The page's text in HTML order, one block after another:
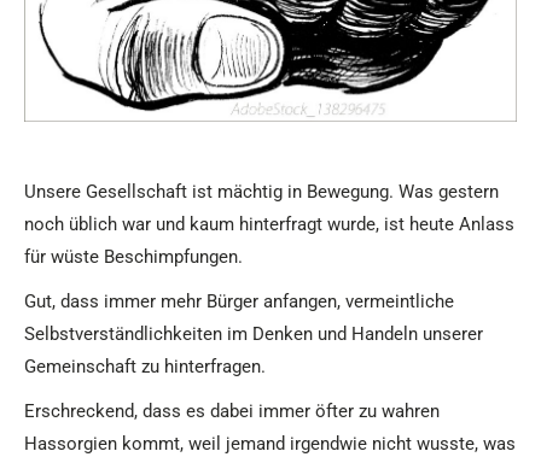
Unsere Gesellschaft ist mächtig in Bewegung. Was gestern
noch üblich war und kaum hinterfragt wurde, ist heute Anlass
für wüste Beschimpfungen.
Gut, dass immer mehr Bürger anfangen, vermeintliche
Selbstverständlichkeiten im Denken und Handeln unserer
Gemeinschaft zu hinterfragen.
Erschreckend, dass es dabei immer öfter zu wahren
Hassorgien kommt, weil jemand irgendwie nicht wusste, was